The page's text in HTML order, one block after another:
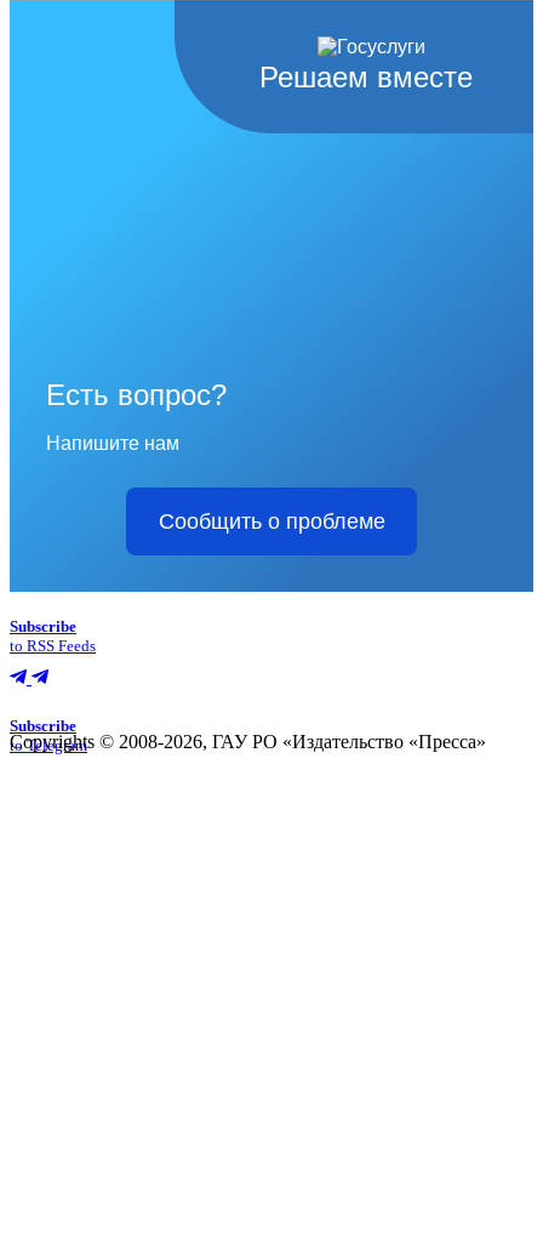
Решаем вместе
Есть вопрос?
Напишите нам
Сообщить о проблеме
Subscribe
to RSS Feeds
Subscribe
to Telegram
Copyrights © 2008-2026, ГАУ РО «Издательство «Пресса»